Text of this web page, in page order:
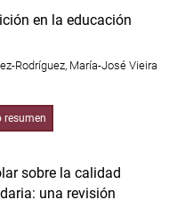
en la educación
Rodríguez, María-José Vieira
resumen
sobre la calidad
una revisión